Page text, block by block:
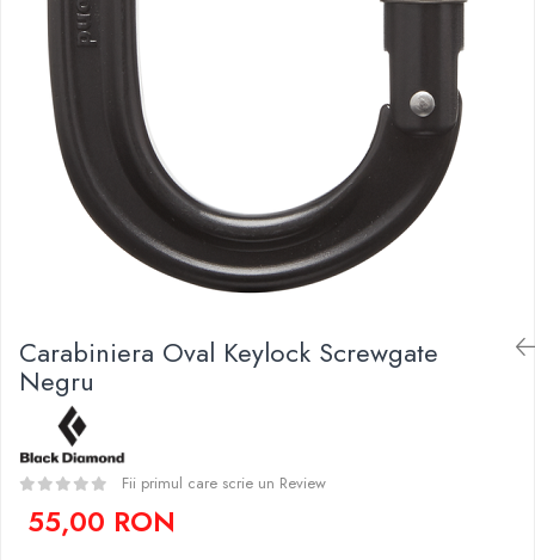
Slackline
Accesorii
Copii
Espadrile
Lopeti de zapada / avalansa
Caciuli
Jachete
Sosete
Bandane
Imbracaminte de corp
Jachete copii
Imbracaminte de corp
Carabiniera Oval Keylock Screwgate
Negru
Fii primul care scrie un Review
55,00 RON